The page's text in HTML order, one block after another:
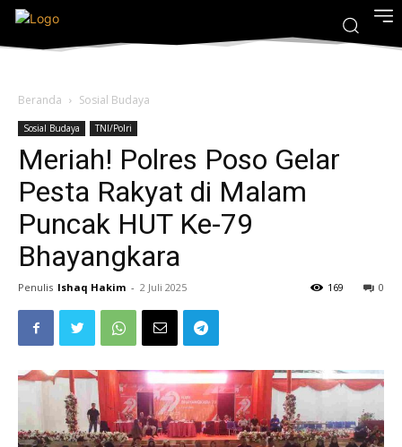
Beranda Sosial Budaya
Sosial Budaya TNI/Polri
Meriah! Polres Poso Gelar
Pesta Rakyat di Malam
Puncak HUT Ke-79
Bhayangkara
Penulis Ishaq Hakim - 2 Juli 2025 0
169